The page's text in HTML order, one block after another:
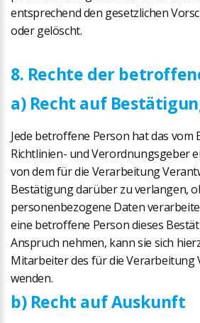
entsprechend den gesetzlichen
oder gelöscht.
8. Rechte der
a) Recht auf
Jede betroffene Person hat das vom
Richtlinien- und Verordnungsgeber
von dem für die Verarbeitung
Bestätigung darüber zu verlangen,
personenbezogene Daten
eine betroffene Person dieses
Anspruch nehmen, kann sie sich
Mitarbeiter des für die Verarbeitung
wenden.
b) Recht auf Auskunft